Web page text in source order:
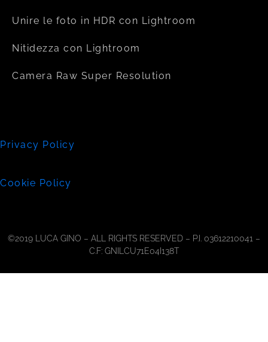
Unire le foto in HDR con Lightroom
Nitidezza con Lightroom
Camera Raw Super Resolution
Privacy Policy
Cookie Policy
©2019 LUCA GINO – ALL RIGHTS RESERVED – P.I. 03612210041 –
C.F: GNILCU71E04I138T